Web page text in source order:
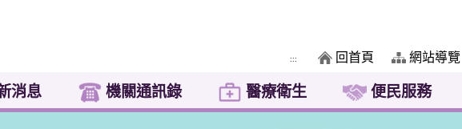
::: 回首頁 網站導覽
消息 機關通訊錄 醫療衛生 便民服務